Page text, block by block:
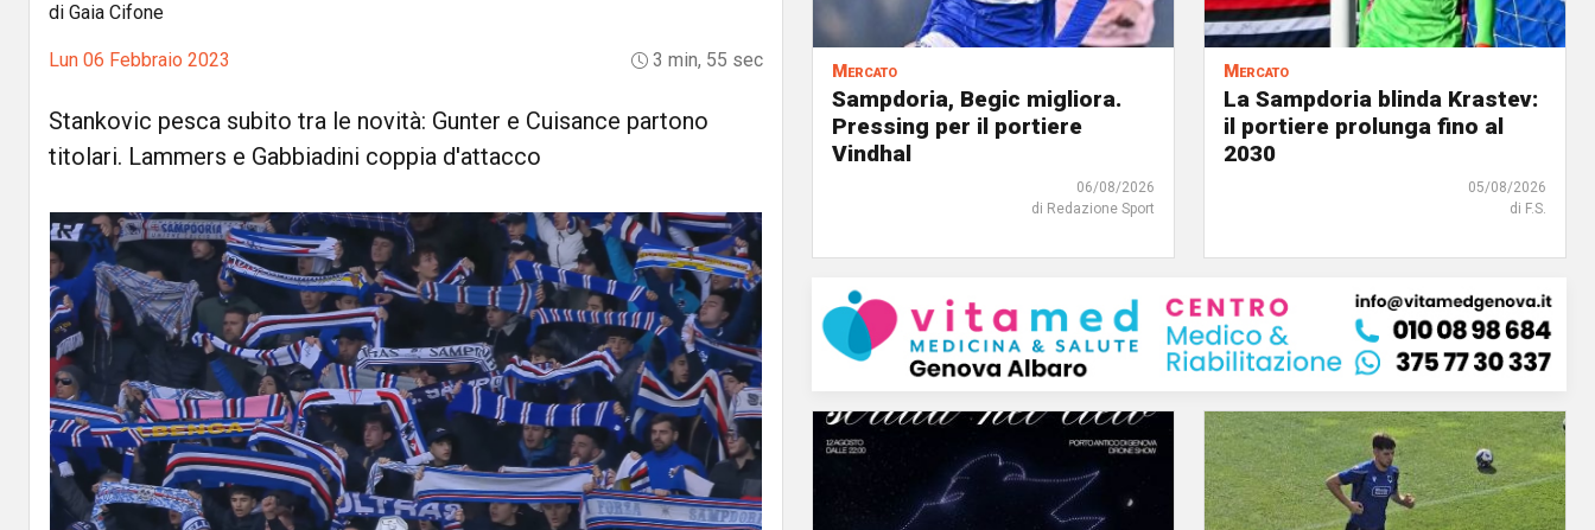
di Gaia Cifone
Lun 06 Febbraio 2023 3 min, 55 sec
Stankovic pesca subito tra le novità: Gunter e Cuisance partono
titolari. Lammers e Gabbiadini coppia d'attacco
Mercato
Sampdoria, Begic migliora.
Pressing per il portiere
Vindhal
06/08/2026
di Redazione Sport
Mercato
La Sampdoria blinda Krastev:
il portiere prolunga fino al
2030
05/08/2026
di F.S.